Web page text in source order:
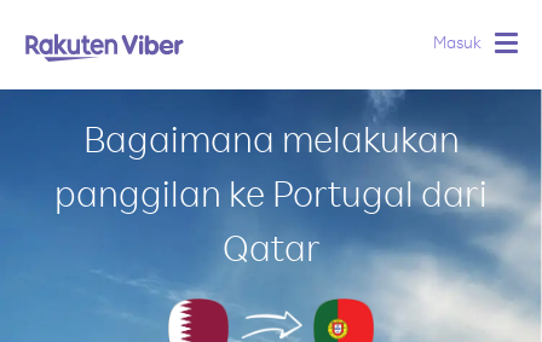
Masuk
Bagaimana melakukan
panggilan ke Portugal dari
Qatar